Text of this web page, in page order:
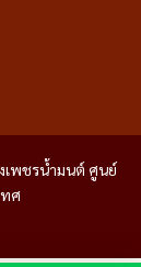
เพชรน้ำมนต์ ศูนย์
ศ